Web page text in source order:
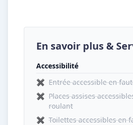
En savoir plus &
Accessibilité
✖ Entrée accessible en
✖ Places assises
roulant
✖ Toilettes accessibles en